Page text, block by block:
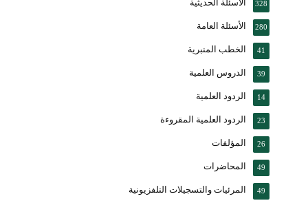
الأسئلة الحديثية 328
الأسئلة العامة 280
الخطب المنبرية 41
الدروس العلمية 39
الردود العلمية 14
الردود العلمية المقروءة 23
المؤلفات 26
المحاضرات 49
المرئيات والتسجيلات التلفزيونية 49